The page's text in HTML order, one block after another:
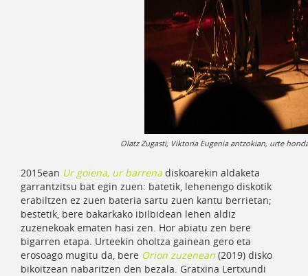
Olatz Zugasti, Viktoria Eugenia antzokian, urte
2015ean Ur goiena, ur barrena diskoarekin aldaketa
garrantzitsu bat egin zuen: batetik, lehenengo diskotik
erabiltzen ez zuen bateria sartu zuen kantu berrietan;
bestetik, bere bakarkako ibilbidean lehen aldiz
zuzenekoak ematen hasi zen. Hor abiatu zen bere
bigarren etapa. Urteekin oholtza gainean gero eta
erosoago mugitu da, bere Orion zuzenean (2019) disko
bikoitzean nabaritzen den bezala. Gratxina Lertxundi